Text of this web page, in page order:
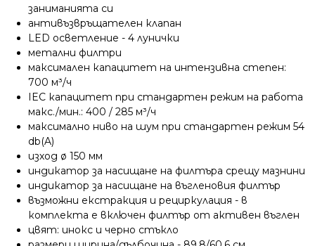
заниманията си
антивъзвръщателен клапан
LED осветление - 4 лунички
метални филтри
максимален капацитет на интензивна степен:
700 м³/ч
IEC капацитет при стандартен режим на работа
макс./мин.: 400 / 285 м³/ч
максимално ниво на шум при стандартен режим 54
db(A)
изход ø 150 мм
индикатор за насищане на филтъра срещу мазнини
индикатор за насищане на въгленовия филтър
възможни екстракция и рециркулация - в
комплекта е включен филтър от активен въглен
цвят: инокс и черно стъкло